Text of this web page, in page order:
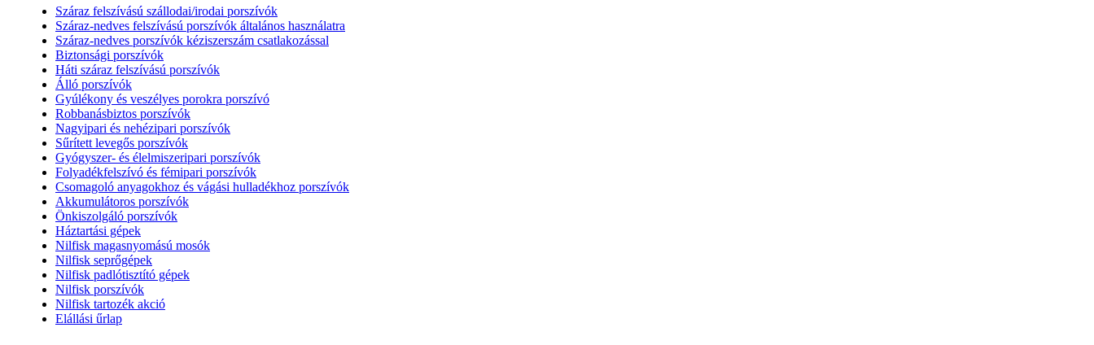
Száraz felszívású szállodai/irodai porszívók
Száraz-nedves felszívású porszívók általános használatra
Száraz-nedves porszívók kéziszerszám csatlakozással
Biztonsági porszívók
Háti száraz felszívású porszívók
Álló porszívók
Gyúlékony és veszélyes porokra porszívó
Robbanásbiztos porszívók
Nagyipari és nehézipari porszívók
Sűrített levegős porszívók
Gyógyszer- és élelmiszeripari porszívók
Folyadékfelszívó és fémipari porszívók
Csomagoló anyagokhoz és vágási hulladékhoz porszívók
Akkumulátoros porszívók
Önkiszolgáló porszívók
Háztartási gépek
Nilfisk magasnyomású mosók
Nilfisk seprőgépek
Nilfisk padlótisztító gépek
Nilfisk porszívók
Nilfisk tartozék akció
Elállási űrlap